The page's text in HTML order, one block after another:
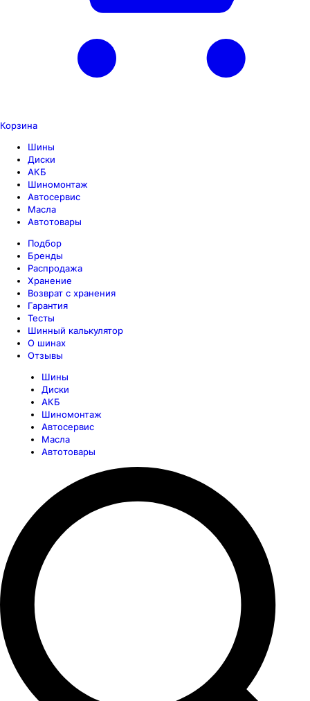
Корзина
Шины
Диски
АКБ
Шиномонтаж
Автосервис
Масла
Автотовары
Подбор
Бренды
Распродажа
Хранение
Возврат с хранения
Гарантия
Тесты
Шинный калькулятор
О шинах
Отзывы
Шины
Диски
АКБ
Шиномонтаж
Автосервис
Масла
Автотовары